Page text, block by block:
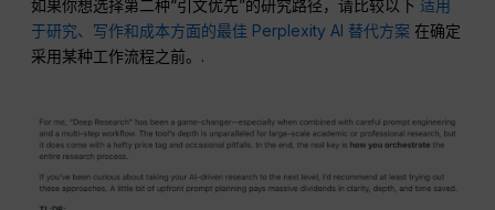
如果你想选择第二种“引文优先”的研究路径，请比较以下 适用
于研究、写作和成本方面的最佳 Perplexity AI 替代方案 在确定
采用某种工作流程之前。.